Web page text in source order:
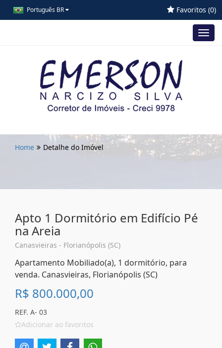
Português BR Favoritos (0)
Home Detalhe do Imóvel
Apto 1 Dormitório em Edifício Pé
na Areia
Canasvieiras - Florianópolis (SC)
Apartamento Mobiliado(a), 1 dormitório, para
venda. Canasvieiras, Florianópolis (SC)
R$ 800.000,00
REF. A- 03
Adicionar ao favoritos